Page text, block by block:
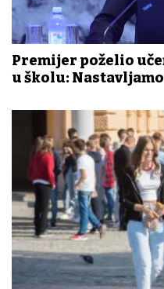
Premijer poželio
u školu: